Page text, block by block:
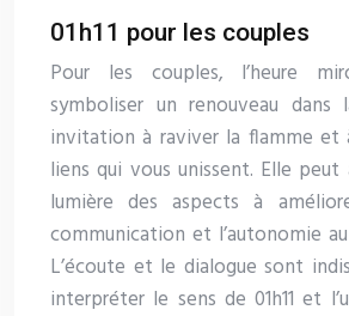
01h11 pour les couples
Pour les couples, l’heure
symboliser un renouveau dans
invitation à raviver la flamme et
liens qui vous unissent. Elle
lumière des aspects à
communication et l’autonomie
L’écoute et le dialogue sont
interpréter le sens de 01h11 et